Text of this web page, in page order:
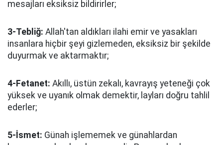
mesajları eksiksiz bildirirler;
3-Tebliğ: Allah'tan aldıkları ilahi emir ve yasakları
insanlara hiçbir şeyi gizlemeden, eksiksiz bir şekilde
duyurmak ve aktarmaktır;
4-Fetanet: Akıllı, üstün zekalı, kavrayış yeteneği çok
yüksek ve uyanık olmak demektir, layları doğru tahlil
ederler;
5-İsmet: Günah işlememek ve günahlardan